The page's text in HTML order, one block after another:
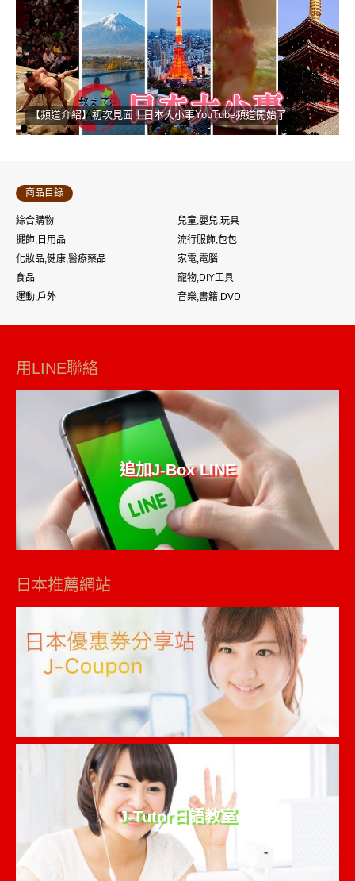
【頻道介紹】初次見面！日本大小事YouTube頻道開始了
商品目錄
綜合購物
兒童,嬰兒,玩具
擺飾,日用品
流行服飾,包包
化妝品,健康,醫療藥品
家電,電腦
食品
寵物,DIY工具
運動,戶外
音樂,書籍,DVD
用LINE聯絡
追加J-Box LINE
日本推薦網站
J-Tutor日語教室